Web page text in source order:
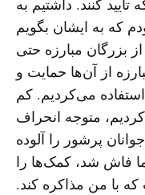
کنند. داشتیم به
که به ایشان بگویم
بزرگان مبارزه حتی
از آن‌ها حمایت و
استفاده می‌‌کردیم. کم
متوجه انحراف
پرشور را آلوده
فاش شد، کمک‌ها را
با من مذاکره کند.